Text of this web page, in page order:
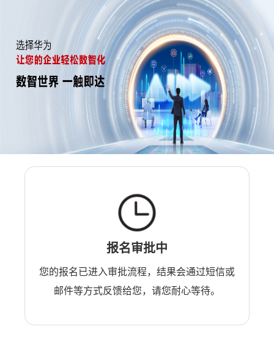
报名审批中
您的报名已进入审批流程，结果会通过短信或
邮件等方式反馈给您，请您耐心等待。